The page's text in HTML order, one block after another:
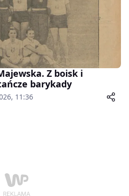
Z boisk i
barykady
11:36